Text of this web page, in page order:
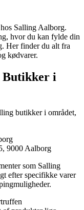
Salling Aalborg.
hvor du kan fylde din
Her finder du alt fra
kødvarer.
Butikker i
butikker i området,
9000 Aalborg
som Salling
efter specifikke varer